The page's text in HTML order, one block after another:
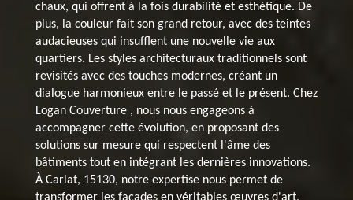
chaux, qui offrent à la fois durabilité et esthétique. De
plus, la couleur fait son grand retour, avec des teintes
audacieuses qui insufflent une nouvelle vie aux
quartiers. Les styles architecturaux traditionnels sont
revisités avec des touches modernes, créant un
dialogue harmonieux entre le passé et le présent. Chez
Logan Couverture , nous nous engageons à
accompagner cette évolution, en proposant des
solutions sur mesure qui respectent l'âme des
bâtiments tout en intégrant les dernières innovations.
À Carlat, 15130, notre expertise nous permet de